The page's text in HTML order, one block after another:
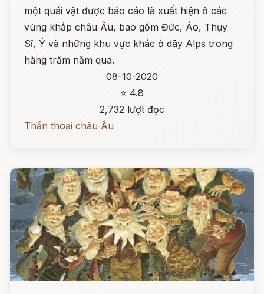
một quái vật được báo cáo là xuất hiện ở các
vùng khắp châu Âu, bao gồm Đức, Áo, Thụy
Sĩ, Ý và những khu vực khác ở dãy Alps trong
hàng trăm năm qua.
08-10-2020
⭐ 4.8
2,732 lượt đọc
Thần thoại châu Âu